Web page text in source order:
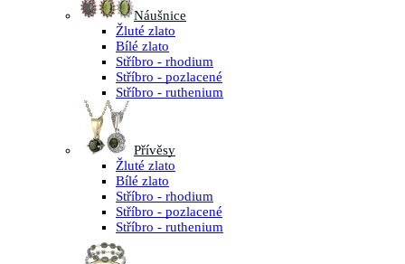
Náušnice
Žluté zlato
Bílé zlato
Stříbro - rhodium
Stříbro - pozlacené
Stříbro - ruthenium
Přívěsy
Žluté zlato
Bílé zlato
Stříbro - rhodium
Stříbro - pozlacené
Stříbro - ruthenium